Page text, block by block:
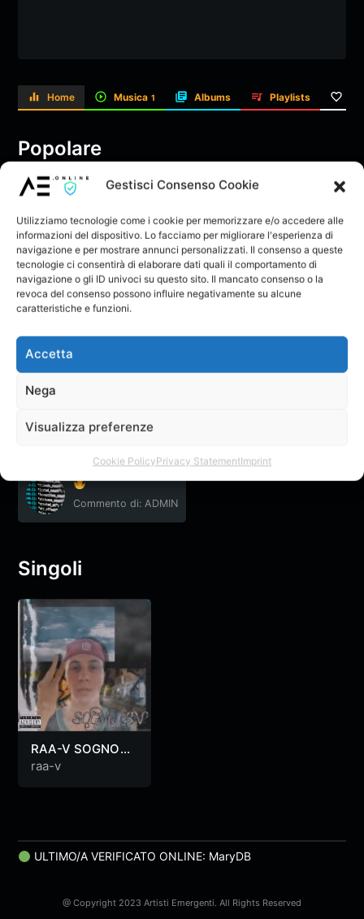
Gestisci Consenso Cookie
Utilizziamo tecnologie come i cookie per memorizzare e/o accedere alle
informazioni del dispositivo. Lo facciamo per migliorare l'esperienza di
navigazione e per mostrare annunci personalizzati. Il consenso a queste
tecnologie ci consentirà di elaborare dati quali il comportamento di
navigazione o gli ID univoci su questo sito. Il mancato consenso o la
revoca del consenso possono influire negativamente su alcune
caratteristiche e funzioni.
Accetta
Nega
Visualizza preferenze
Cookie PolicyPrivacy StatementImprint
Home Musica 1 Albums Playlists
Popolare
EMAICHEI
Il Creatore non ha ancora creato nessun topic nel forum.
Feedback
Commento di: ADMIN
Singoli
RAA-V SOGNO
RAP PROD
raa-v
ULTIMO/A VERIFICATO ONLINE: MaryDB
@ Copyright 2023 Artisti Emergenti. All Rights Reserved